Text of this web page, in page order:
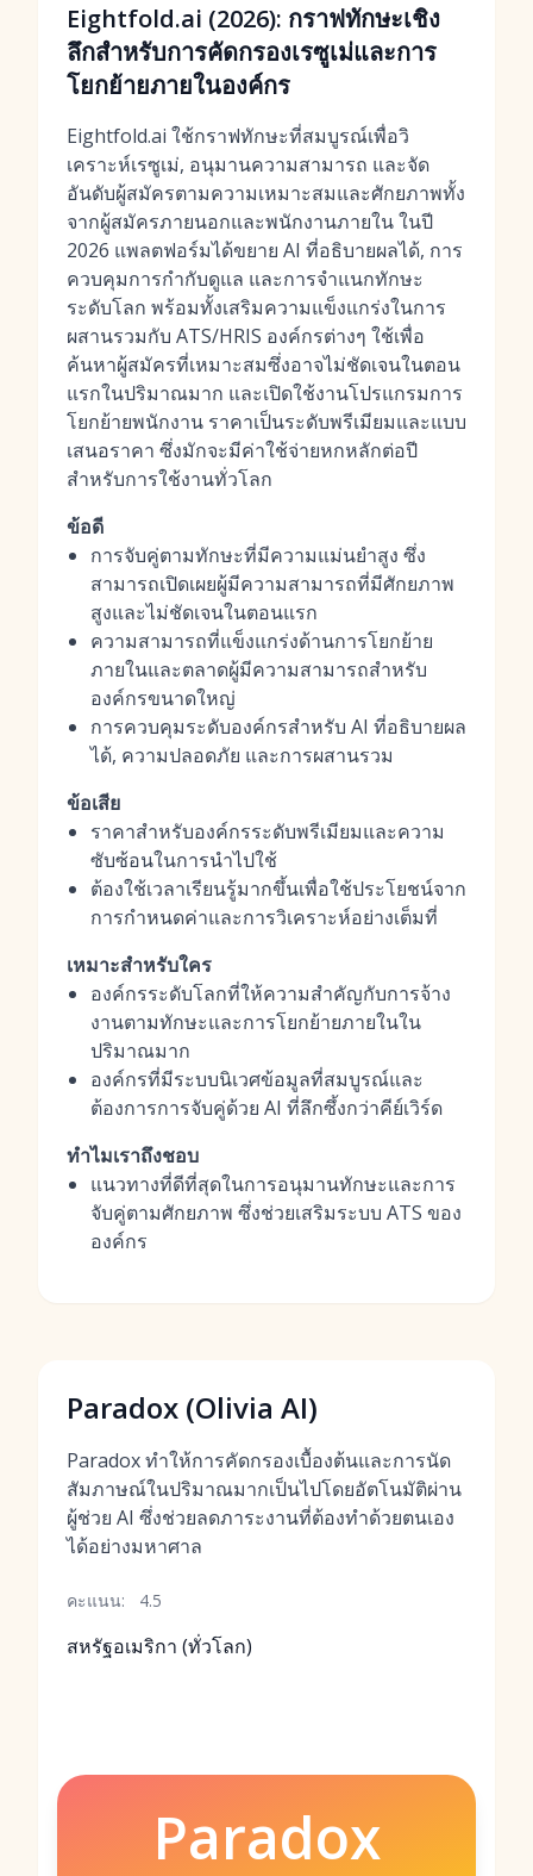
Eightfold.ai (2026): กราฟทักษะเชิง
ลึกสำหรับการคัดกรองเรซูเม่และการ
โยกย้ายภายในองค์กร
Eightfold.ai ใช้กราฟทักษะที่สมบูรณ์เพื่อวิ
เคราะห์เรซูเม่, อนุมานความสามารถ และจัด
อันดับผู้สมัครตามความเหมาะสมและศักยภาพทั้ง
จากผู้สมัครภายนอกและพนักงานภายใน ในปี
2026 แพลตฟอร์มได้ขยาย AI ที่อธิบายผลได้, การ
ควบคุมการกำกับดูแล และการจำแนกทักษะ
ระดับโลก พร้อมทั้งเสริมความแข็งแกร่งในการ
ผสานรวมกับ ATS/HRIS องค์กรต่างๆ ใช้เพื่อ
ค้นหาผู้สมัครที่เหมาะสมซึ่งอาจไม่ชัดเจนในตอน
แรกในปริมาณมาก และเปิดใช้งานโปรแกรมการ
โยกย้ายพนักงาน ราคาเป็นระดับพรีเมียมและแบบ
เสนอราคา ซึ่งมักจะมีค่าใช้จ่ายหกหลักต่อปี
สำหรับการใช้งานทั่วโลก
ข้อดี
การจับคู่ตามทักษะที่มีความแม่นยำสูง ซึ่ง
สามารถเปิดเผยผู้มีความสามารถที่มีศักยภาพ
สูงและไม่ชัดเจนในตอนแรก
ความสามารถที่แข็งแกร่งด้านการโยกย้าย
ภายในและตลาดผู้มีความสามารถสำหรับ
องค์กรขนาดใหญ่
การควบคุมระดับองค์กรสำหรับ AI ที่อธิบายผล
ได้, ความปลอดภัย และการผสานรวม
ข้อเสีย
ราคาสำหรับองค์กรระดับพรีเมียมและความ
ซับซ้อนในการนำไปใช้
ต้องใช้เวลาเรียนรู้มากขึ้นเพื่อใช้ประโยชน์จาก
การกำหนดค่าและการวิเคราะห์อย่างเต็มที่
เหมาะสำหรับใคร
องค์กรระดับโลกที่ให้ความสำคัญกับการจ้าง
งานตามทักษะและการโยกย้ายภายในใน
ปริมาณมาก
องค์กรที่มีระบบนิเวศข้อมูลที่สมบูรณ์และ
ต้องการการจับคู่ด้วย AI ที่ลึกซึ้งกว่าคีย์เวิร์ด
ทำไมเราถึงชอบ
แนวทางที่ดีที่สุดในการอนุมานทักษะและการ
จับคู่ตามศักยภาพ ซึ่งช่วยเสริมระบบ ATS ของ
องค์กร
Paradox (Olivia AI)
Paradox ทำให้การคัดกรองเบื้องต้นและการนัด
สัมภาษณ์ในปริมาณมากเป็นไปโดยอัตโนมัติผ่าน
ผู้ช่วย AI ซึ่งช่วยลดภาระงานที่ต้องทำด้วยตนเอง
ได้อย่างมหาศาล
คะแนน: 4.5
สหรัฐอเมริกา (ทั่วโลก)
Paradox